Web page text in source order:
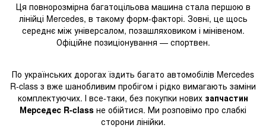
Ця повнорозмірна багатоцільова машина стала першою в
лінійці Mercedes, в такому форм-факторі. Зовні, це щось
середнє між універсалом, позашляховиком і мінівеном.
Офіційне позиціонування — спортвен.
По українських дорогах їздить багато автомобілів Mercedes
R-class з вже шанобливим пробігом і рідко вимагають заміни
комплектуючих. І все-таки, без покупки нових запчастин
Мерседес R-class не обійтися. Ми розповімо про слабкі
сторони лінійки.